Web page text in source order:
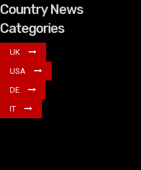
Country News
Categories
UK
USA
DE
IT